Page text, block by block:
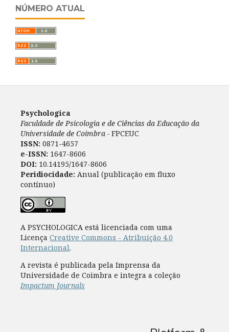
NÚMERO ATUAL
Psychologica
Faculdade de Psicologia e de Ciências da Educação da
Universidade de Coimbra - FPCEUC
ISSN: 0871-4657
e-ISSN: 1647-8606
DOI: 10.14195/1647-8606
Peridiocidade: Anual (publicação em fluxo
contínuo)
A PSYCHOLOGICA está licenciada com uma
Licença Creative Commons - Atribuição 4.0
Internacional.
A revista é publicada pela Imprensa da
Universidade de Coimbra e integra a coleção
Impactum Journals